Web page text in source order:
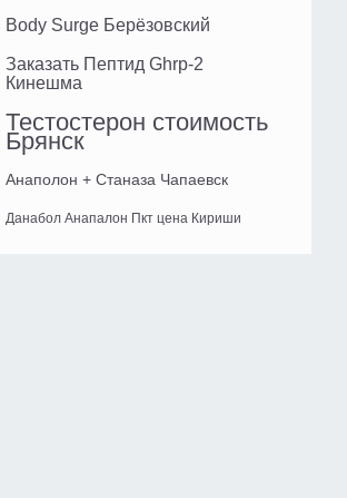
Body Surge Берёзовский
Заказать Пептид Ghrp-2
Кинешма
Тестостерон стоимость
Брянск
Анаполон + Станаза Чапаевск
Данабол Анапалон Пкт цена Кириши